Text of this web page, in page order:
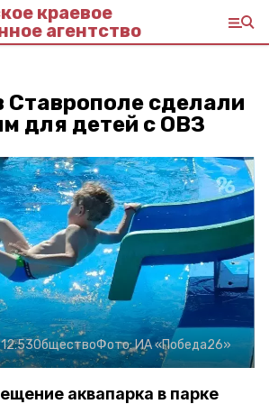
краевое
агентство
Ставрополе сделали
для детей с ОВЗ
ОбществоФото:ИА «Победа26»
аквапарка в парке